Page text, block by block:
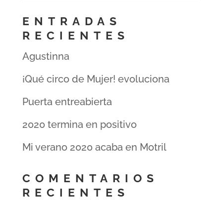
ENTRADAS
RECIENTES
Agustinna
¡Qué circo de Mujer! evoluciona
Puerta entreabierta
2020 termina en positivo
Mi verano 2020 acaba en Motril
COMENTARIOS
RECIENTES